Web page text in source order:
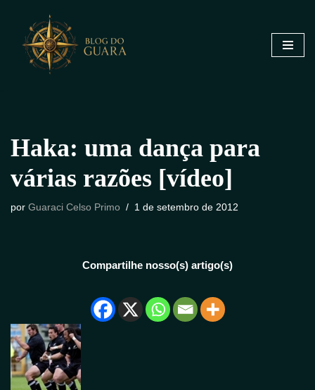
Pular
para
Haka: uma dança para
várias razões [vídeo]
por Guaraci Celso Primo 1 de setembro de 2012
Compartilhe nosso(s) artigo(s)